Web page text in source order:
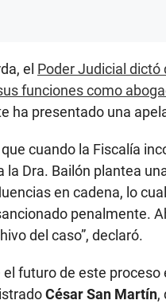
el Poder Judicial dictó
funciones como
ha presentado una
cuando la Fiscalía
la Dra. Bailón plantea
en cadena, lo
penalmente.
del caso”, declaró.
el futuro de este proceso
César San Martín,